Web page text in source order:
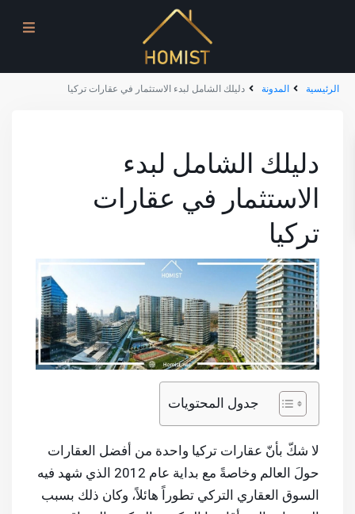
الرئيسية المدونة دليلك الشامل لبدء الاستثمار في عقارات تركيا
دليلك الشامل لبدء
الاستثمار في عقارات
تركيا
جدول المحتويات
لا شكّ بأنّ عقارات تركيا واحدة من أفضل العقارات
حولَ العالم وخاصةً مع بداية عام 2012 الذي شهد فيه
السوق العقاري التركي تطوراً هائلاً، وكان ذلك بسبب